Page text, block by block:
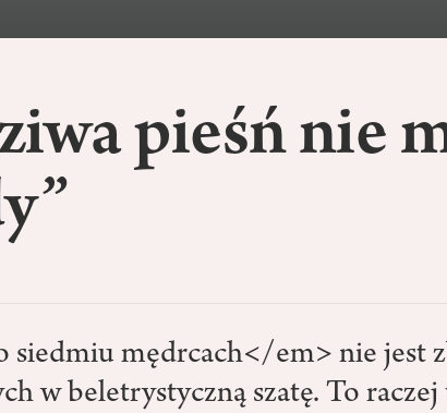
pieśń nie
siedmiu mędrcach</em> nie jest
w beletrystyczną szatę. To